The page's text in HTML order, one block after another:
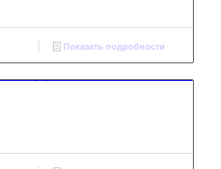
Показать подробности